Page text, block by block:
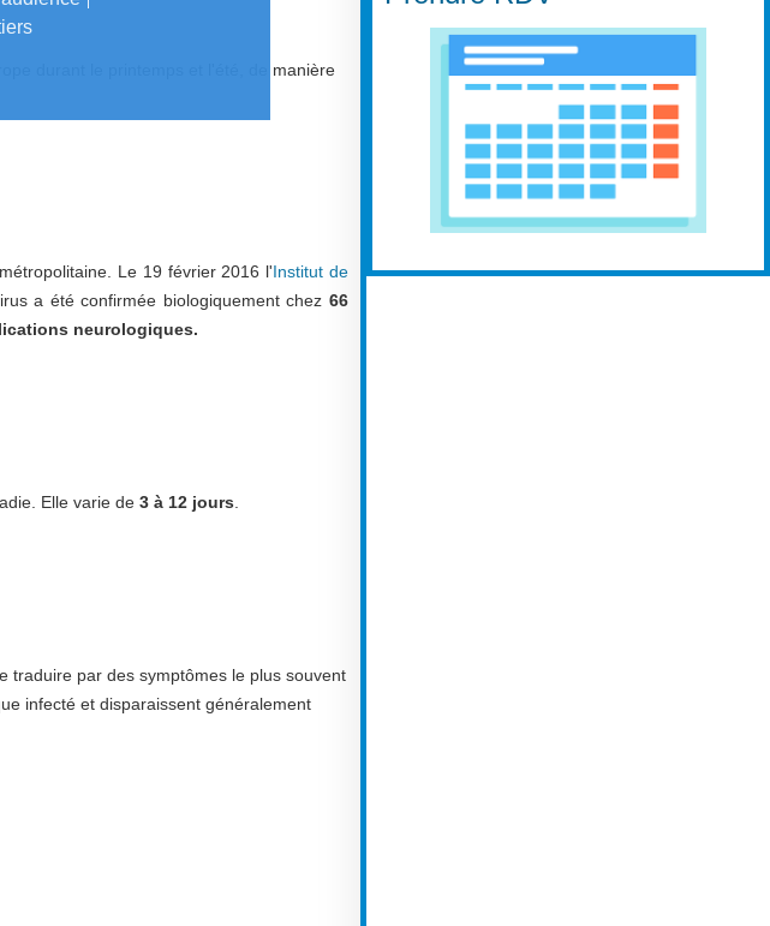
durant le printemps et l'été, de manière
Le 19 février 2016 l'Institut de
a été confirmée biologiquement chez66
neurologiques.
Elle varie de 3 à 12 jours
traduire par des symptômes le plus souvent
infecté et disparaissent généralement